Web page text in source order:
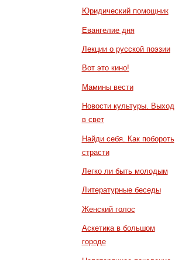
Юридический помощник
Евангелие дня
Лекции о русской поэзии
Вот это кино!
Мамины вести
Новости культуры. Выход
в свет
Найди себя. Как побороть
страсти
Легко ли быть молодым
Литературные беседы
Женский голос
Аскетика в большом
городе